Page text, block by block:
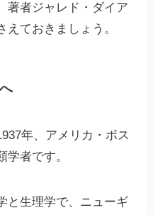
著者ジャレド・ダイア
ておきましょう。
年、アメリカ・ボス
学者です。
と生理学で、ニューギ